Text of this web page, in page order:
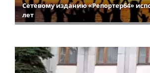
Сетевому изданию «Репортер64»
лет